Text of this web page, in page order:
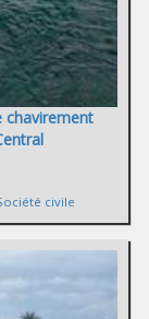
chavirement
civile